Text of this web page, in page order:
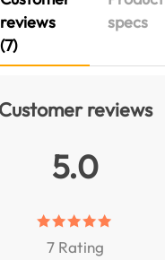
reviews
(7)
specs
Customer reviews
5.0
7 Rating